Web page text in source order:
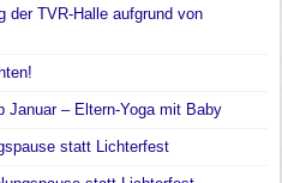
der TVR-Halle aufgrund von
Januar – Eltern-Yoga mit Baby
statt Lichterfest